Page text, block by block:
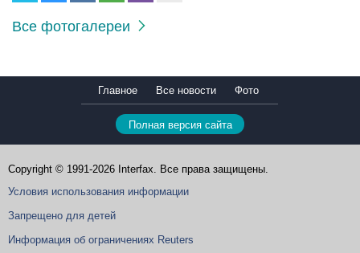
Все фотогалереи
Главное Все новости Фото
Полная версия сайта
Copyright © 1991-2026 Interfax. Все права защищены.
Условия использования информации
Запрещено для детей
Информация об ограничениях Reuters